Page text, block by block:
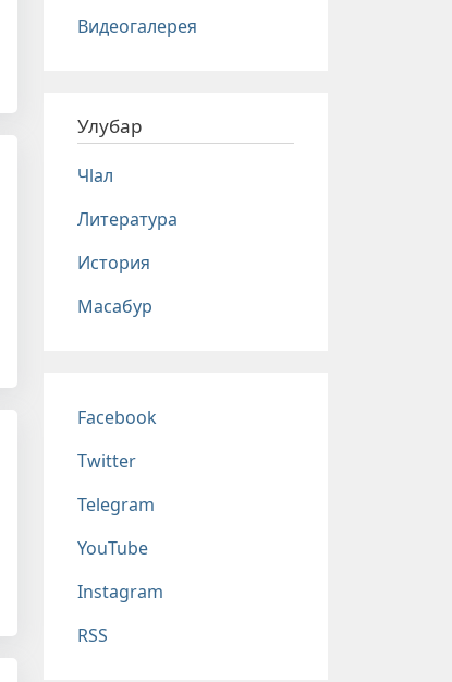
Видеогалерея
Улубар
Чlал
Литература
История
Масабур
Соц сети
Facebook
Twitter
Telegram
YouTube
Instagram
RSS